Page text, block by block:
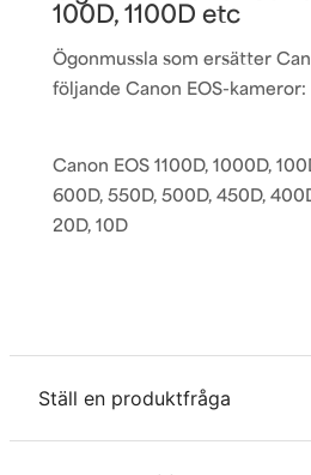
100D, 1100D etc
Ögonmussla som ersätter
följande Canon EOS-kameror:
Canon EOS 1100D, 1000D,
600D, 550D, 500D, 450D,
20D, 10D
Ställ en produktfråga